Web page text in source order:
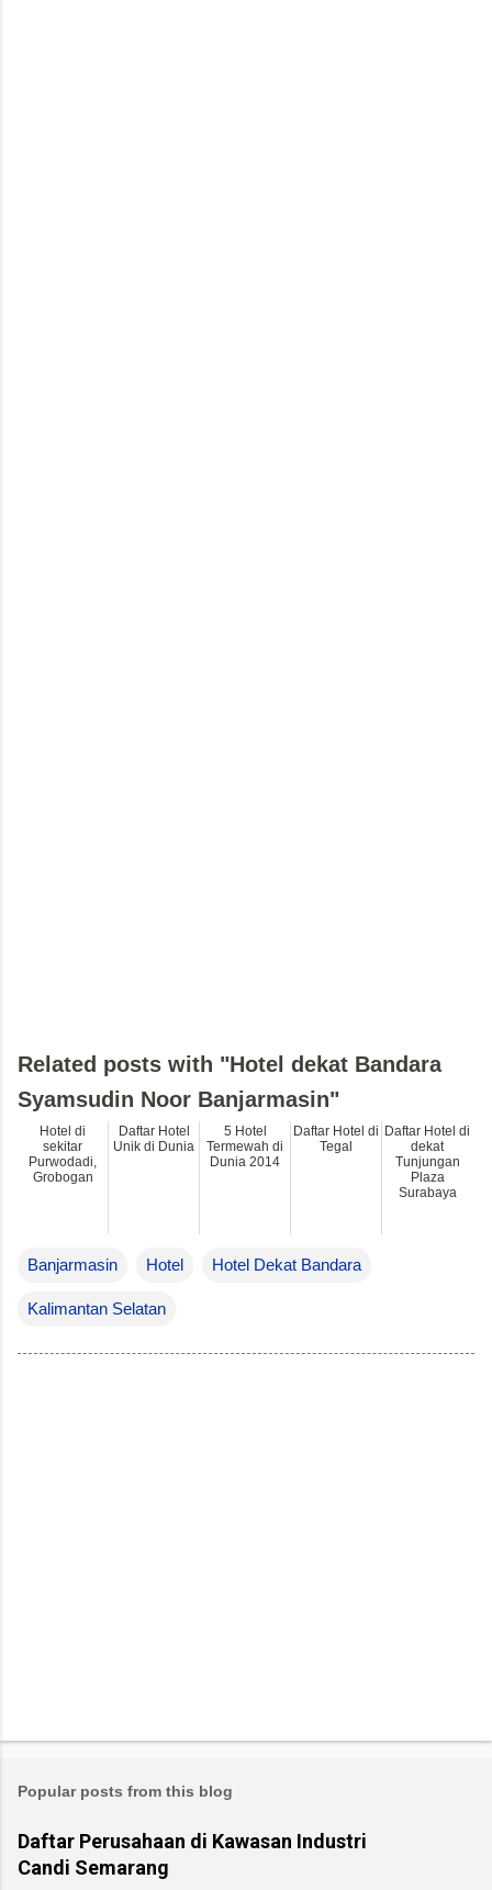
Banjarmasin Hotel Hotel Dekat Bandara
Kalimantan Selatan
Related posts with "Hotel dekat Bandara
Syamsudin Noor Banjarmasin"
Hotel di
sekitar
Purwodadi,
Grobogan
Daftar Hotel
Unik di Dunia
5 Hotel
Termewah di
Dunia 2014
Daftar Hotel di
Tegal
Daftar Hotel di
dekat
Tunjungan
Plaza
Surabaya
Popular posts from this blog
Daftar Perusahaan di Kawasan Industri
Candi Semarang